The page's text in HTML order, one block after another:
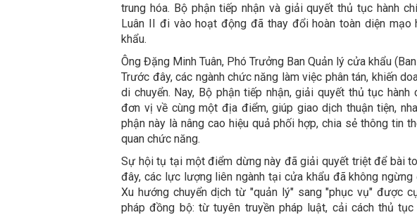
trung hóa. Bộ phận tiếp nhận và giải quyết thủ tục hành
Luân II đi vào hoạt động đã thay đổi hoàn toàn diện
khẩu.
Ông Đặng Minh Tuân, Phó Trưởng Ban Quản lý cửa khẩu
Trước đây, các ngành chức năng làm việc phân tán, khiến
di chuyển. Nay, Bộ phận tiếp nhận, giải quyết thủ tục
đơn vị về cùng một địa điểm, giúp giao dịch thuận tiện,
phận này là nâng cao hiệu quả phối hợp, chia sẻ thông tin
quan chức năng.
Sự hội tụ tại một điểm dừng này đã giải quyết triệt để bài
đây, các lực lượng liên ngành tại cửa khẩu đã không
Xu hướng chuyển dịch từ "quản lý" sang "phục vụ" được
pháp đồng bộ: từ tuyên truyền pháp luật, cải cách thủ